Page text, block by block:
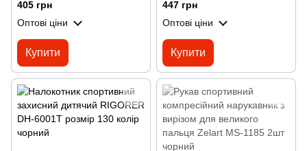
405 грн
Оптові ціни
Купити
447 грн
Оптові ціни
Купити